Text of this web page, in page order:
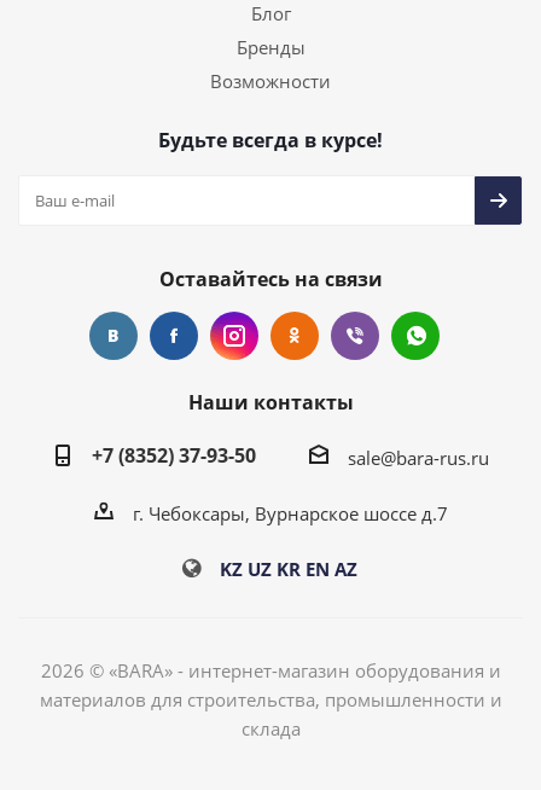
Блог
Бренды
Возможности
Будьте всегда в курсе!
Оставайтесь на связи
Наши контакты
+7 (8352) 37-93-50
sale@bara-rus.ru
г. Чебоксары, Вурнарское шоссе д.7
KZ UZ KR EN AZ
2026 © «BARA» - интернет-магазин оборудования и
материалов для строительства, промышленности и
склада